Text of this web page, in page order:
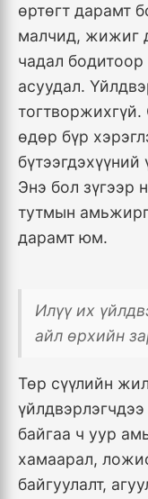
өртөгт дарамт
малчид, жижиг
чадал бодитоор
асуудал.
өдөр бүр
Энэ бол зүгээр
тутмын
дарамт юм.
Илүү их
айл өрхийн
Төр сүүлийн
байгаа ч уур
хамаарал,
байгуулалт,